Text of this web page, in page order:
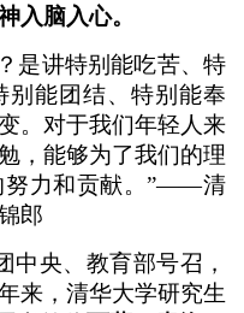
入脑入心。
是讲特别能吃苦、特
别能团结、特别能奉
。对于我们年轻人来
，能够为了我们的理
努力和贡献。”——清
郎
央、教育部号召，
来，清华大学研究生